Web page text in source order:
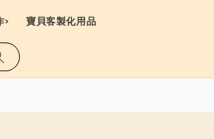
> 寶貝客製化用品